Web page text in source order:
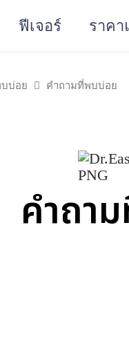
ฟีเจอร์ ราคา
บ่อย คำถามที่พบบ่อย
คำถา